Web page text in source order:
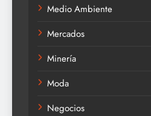
Medio Ambiente
Mercados
Minería
Moda
Negocios